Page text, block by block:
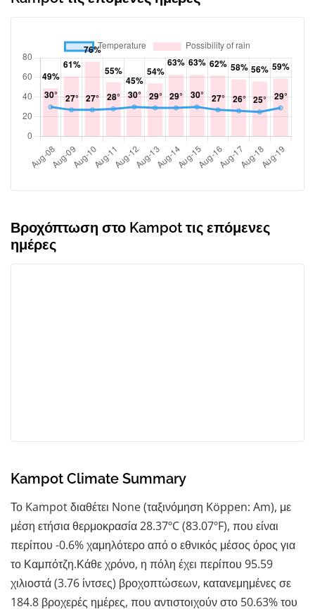
Βροχόπτωση στο Kampot τις επόμενες
ημέρες
Kampot Climate Summary
Το Kampot διαθέτει None (ταξινόμηση Köppen: Am), με
μέση ετήσια θερμοκρασία 28.37ºC (83.07ºF), που είναι
περίπου -0.6% χαμηλότερο από ο εθνικός μέσος όρος για
το Καμπότζη.Κάθε χρόνο, η πόλη έχει περίπου 95.59
χιλιοστά (3.76 ίντσες) βροχοπτώσεων, κατανεμημένες σε
184.8 βροχερές ημέρες, που αντιστοιχούν στο 50.63% του